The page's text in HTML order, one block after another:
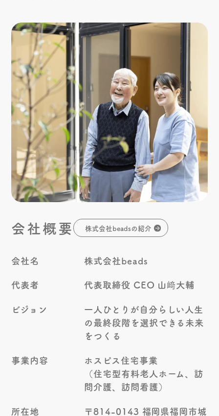
会社概要 株式会社beadsの紹介
会社名
株式会社beads
代表者
代表取締役 CEO 山﨑大輔
ビジョン
一人ひとりが自分らしい人生
の最終段階を選択できる未来
をつくる
事業内容
ホスピス住宅事業
（住宅型有料老人ホーム、訪
問介護、訪問看護）
所在地
〒814-0143 福岡県福岡市城